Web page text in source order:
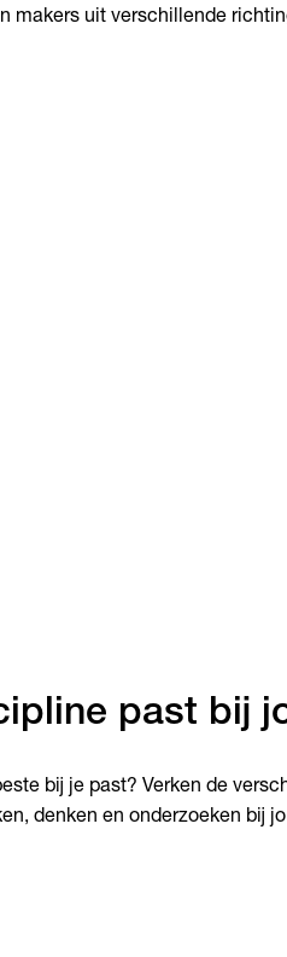
makers uit verschillende
past bij
bij je past? Verken de
denken en onderzoeken bij